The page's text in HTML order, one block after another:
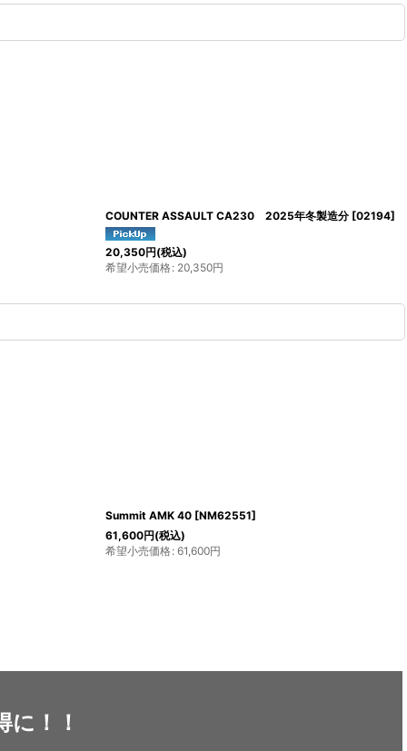
COUNTER ASSAULT CA230 2025年冬製造分 [02194]
20,350円(税込)
希望小売価格: 20,350円
BeFree AC [14070 / 14071-6
9,900円～12,980
希望小売価格: 9,900円
！！